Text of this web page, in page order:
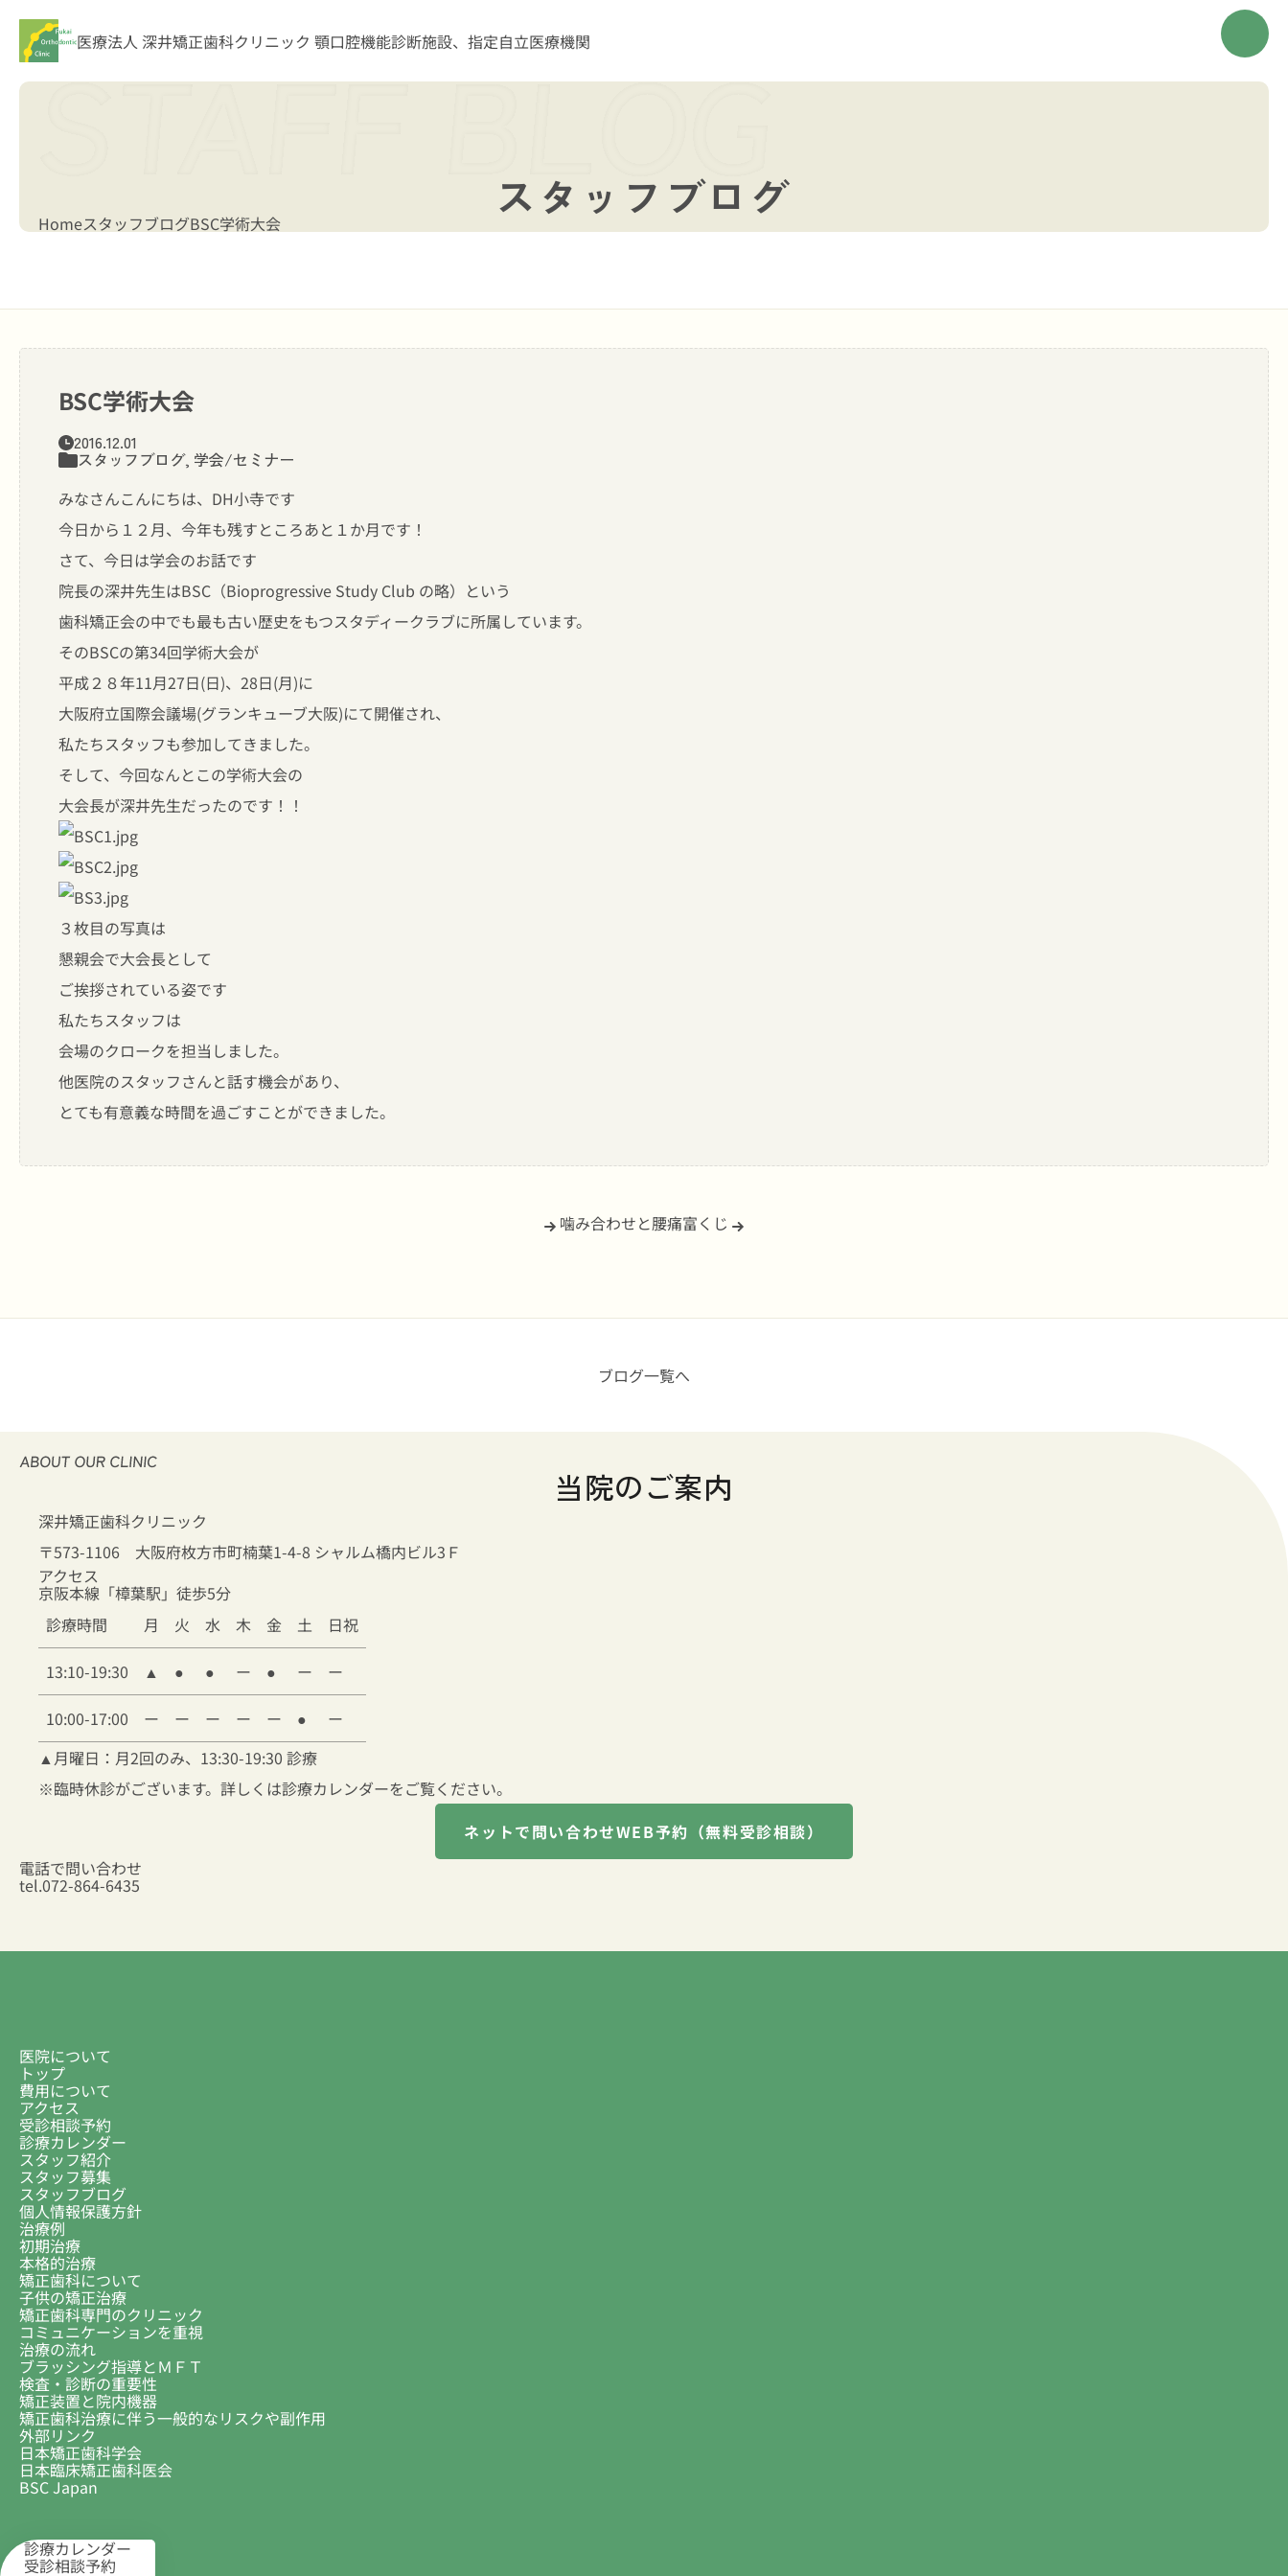
医療法人 深井矯正歯科クリニック 顎口腔機能診断施設、指定自立医療機関
診療カレンダー
受診相談予約
スタッフブログ
HomeスタッフブログBSC学術大会
BSC学術大会
2016.12.01
スタッフブログ, 学会/セミナー
みなさんこんにちは、DH小寺です
今日から１２月、今年も残すところあと１か月です！
さて、今日は学会のお話です
院長の深井先生はBSC（Bioprogressive Study Club の略）という
歯科矯正会の中でも最も古い歴史をもつスタディークラブに所属しています。
そのBSCの第34回学術大会が
平成２８年11月27日(日)、28日(月)に
大阪府立国際会議場(グランキューブ大阪)にて開催され、
私たちスタッフも参加してきました。
そして、今回なんとこの学術大会の
大会長が深井先生だったのです！！
３枚目の写真は
懇親会で大会長として
ご挨拶されている姿です
私たちスタッフは
会場のクロークを担当しました。
他医院のスタッフさんと話す機会があり、
とても有意義な時間を過ごすことができました。
噛み合わせと腰痛富くじ
ブログ一覧へ
当院のご案内
深井矯正歯科クリニック
〒573-1106 大阪府枚方市町楠葉1-4-8 シャルム橋内ビル3Ｆ
アクセス
京阪本線「樟葉駅」徒歩5分
診療時間
月 火 水 木 金 土 日祝
13:10-19:30 ▲ ● ● ー ● ー ー
10:00-17:00 ー ー ー ー ー ●
ー
▲月曜日：月2回のみ、13:30-19:30 診療
※臨時休診がございます。詳しくは診療カレンダーをご覧ください。
ネットで問い合わせWEB予約（無料受診相談）
電話で問い合わせ
tel.072-864-6435
医院について
トップ
費用について
アクセス
受診相談予約
診療カレンダー
スタッフ紹介
スタッフ募集
スタッフブログ
個人情報保護方針
治療例
初期治療
本格的治療
矯正歯科について
子供の矯正治療
矯正歯科専門のクリニック
コミュニケーションを重視
治療の流れ
ブラッシング指導とＭＦＴ
検査・診断の重要性
矯正装置と院内機器
矯正歯科治療に伴う一般的なリスクや副作用
外部リンク
日本矯正歯科学会
日本臨床矯正歯科医会
BSC Japan